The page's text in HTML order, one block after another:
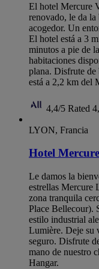
El hotel Mercure
renovado, le da
acogedor. Un
El hotel está a 3
minutos a pie de
habitaciones
plana. Disfrute
está a 2,2 km del
4,4/5 Rated
LYON, Francia
Hotel
Le damos la
estrellas Mercure
zona tranquila
Place Bellecour).
estilo industrial
Lumière. Deje su
seguro. Disfrute
mano de nuestro
Hangar.